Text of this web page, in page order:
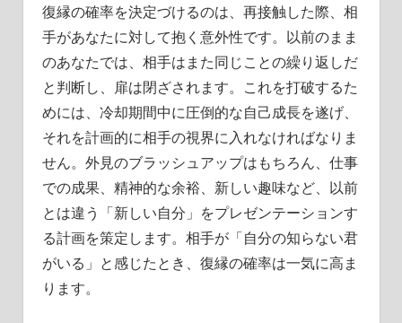
復縁の確率を決定づけるのは、再接触した際、相
手があなたに対して抱く意外性です。以前のまま
のあなたでは、相手はまた同じことの繰り返しだ
と判断し、扉は閉ざされます。これを打破するた
めには、冷却期間中に圧倒的な自己成長を遂げ、
それを計画的に相手の視界に入れなければなりま
せん。外見のブラッシュアップはもちろん、仕事
での成果、精神的な余裕、新しい趣味など、以前
とは違う「新しい自分」をプレゼンテーションす
る計画を策定します。相手が「自分の知らない君
がいる」と感じたとき、復縁の確率は一気に高ま
ります。